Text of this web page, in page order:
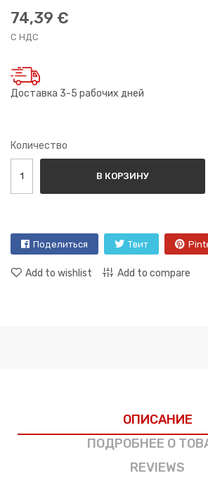
74,39 €
С НДС
Доставка 3-5 рабочих дней
Количество
В КОРЗИНУ
Поделиться Твит
Add to wishlist Add to compare
ОПИСАНИЕ
ПОДРОБНЕЕ О
REVIEWS